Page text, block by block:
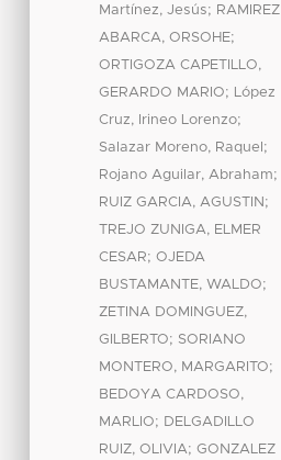
Martínez, Jesús; RAMIREZ
ABARCA, ORSOHE;
ORTIGOZA CAPETILLO,
GERARDO MARIO;
López
Cruz, Irineo Lorenzo;
Salazar Moreno, Raquel ;
Rojano Aguilar, Abraham;
RUIZ GARCIA, AGUSTIN ;
TREJO ZUNIGA, ELMER
CESAR;OJEDA
BUSTAMANTE, WALDO;
ZETINA DOMINGUEZ,
GILBERTO; SORIANO
MONTERO, MARGARITO;
BEDOYA CARDOSO,
MARLIO; DELGADILLO
RUIZ, OLIVIA;GONZALEZ